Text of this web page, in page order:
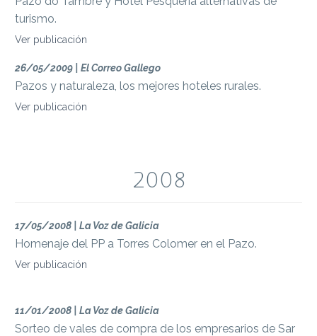
turismo.
Ver publicación
26/05/2009 | El Correo Gallego
Pazos y naturaleza, los mejores hoteles rurales.
Ver publicación
2008
17/05/2008 | La Voz de Galicia
Homenaje del PP a Torres Colomer en el Pazo.
Ver publicación
11/01/2008 | La Voz de Galicia
Sorteo de vales de compra de los empresarios de Sar